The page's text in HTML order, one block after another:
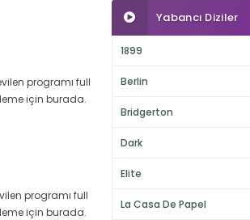
programı full
için burada.
programı full
için burada.
Yabancı Diziler
1899
Berlin
Bridgerton
Dark
Elite
La Casa De Papel